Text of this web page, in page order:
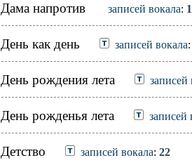
Дама напротив записей вокала: 1
День как день записей вокала:
День рождения лета записей
День рожденья лета записей
Детство записей вокала: 22